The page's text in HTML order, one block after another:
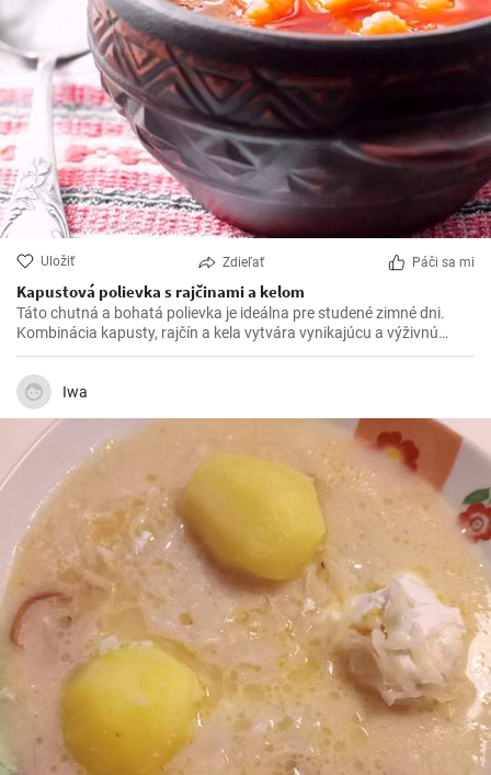
Uložiť Zdieľať Páči sa mi
Kapustová polievka s rajčinami a kelom
Táto chutná a bohatá polievka je ideálna pre studené zimné dni.
Kombinácia kapusty, rajčín a kela vytvára vynikajúcu a výživnú
jedlo.
Iwa